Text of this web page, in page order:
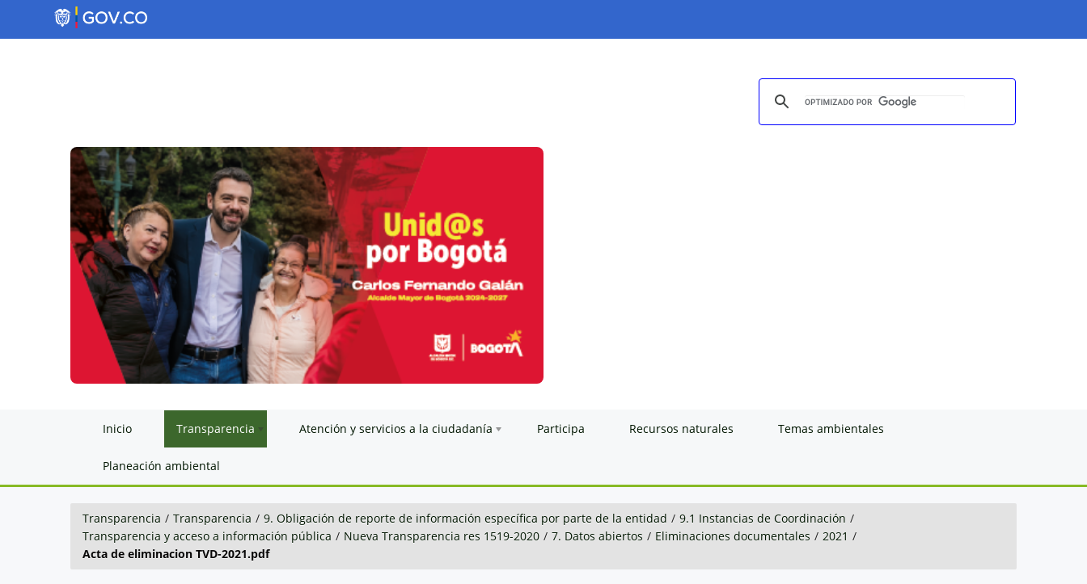
Inicio Transparencia Atención y servicios a la ciudadanía Participa Recursos naturales Temas ambientales
Planeación ambiental
Transparencia / Transparencia / 9. Obligación de reporte de información específica por parte de la entidad / 9.1 Instancias de Coordinación /
Transparencia y acceso a información pública / Nueva Transparencia res 1519-2020 / 7. Datos abiertos / Eliminaciones documentales / 2021 /
Acta de eliminacion TVD-2021.pdf